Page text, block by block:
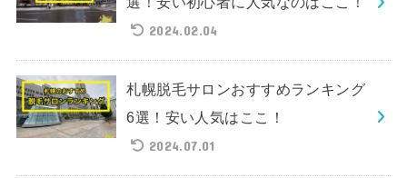
2024.02.04
札幌脱毛サロンおすすめランキング
6選！安い人気はここ！
2024.07.01